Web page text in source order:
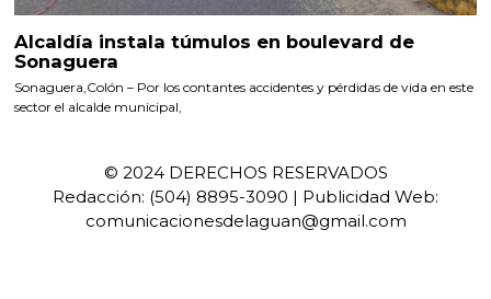
Alcaldía instala túmulos en boulevard de
Sonaguera
Sonaguera,Colón – Por los contantes accidentes y pérdidas de vida en este
sector el alcalde municipal,
© 2024 DERECHOS RESERVADOS
Redacción: (504) 8895-3090 | Publicidad Web:
comunicacionesdelaguan@gmail.com